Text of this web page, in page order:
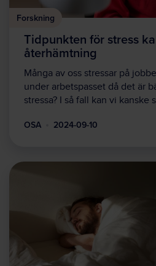
Forskning
Tidpunkten för stress
återhämtning
Många av oss stressar på
under arbetspasset då det är
stressa? I så fall kan vi kanske
OSA 2024-09-10